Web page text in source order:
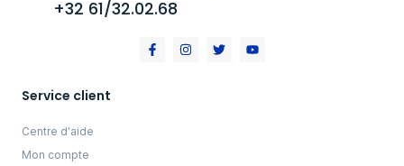
+32 61/32.02.68
Service client
Centre d'aide
Mon compte